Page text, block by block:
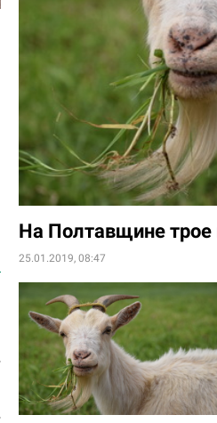
На Полтавщине трое
25.01.2019, 08:47